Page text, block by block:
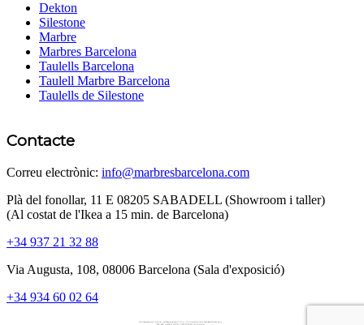
Dekton
Silestone
Marbre
Marbres Barcelona
Taulells Barcelona
Taulell Marbre Barcelona
Taulells de Silestone
Contacte
Correu electrònic: info@marbresbarcelona.com
Plà del fonollar, 11 E 08205 SABADELL (Showroom i taller)
(Al costat de l'Ikea ​​a 15 min. de Barcelona)
+34 937 21 32 88
Via Augusta, 108, 08006 Barcelona (Sala d'exposició)
+34 934 60 02 64